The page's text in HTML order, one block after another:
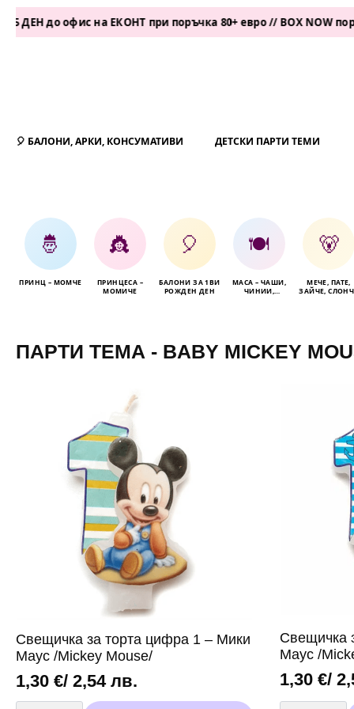
до офис на ЕКОНТ при поръчка 80+ евро // BOX NOW поръчка
🎈 БАЛОНИ, АРКИ, КОНСУМАТИВИ ДЕТСКИ ПАРТИ ТЕМИ
🤴
ПРИНЦ – МОМЧЕ
👸
ПРИНЦЕСА –
МОМИЧЕ
🎈
БАЛОНИ ЗА 1ВИ
РОЖДЕН ДЕН
🍽️
МАСА – ЧАШИ,
ЧИНИИ,
🐻
МЕЧЕ, ПАТЕ,
ЗАЙЧЕ,
ПАРТИ ТЕМА - BABY MICKEY
Свещичкa за торта цифра 1 – Мики
Маус /Mickey Mоuse/
1,30 €/ 2,54 лв.
количество
Свещичкa
Маус /
1,30€/
количество